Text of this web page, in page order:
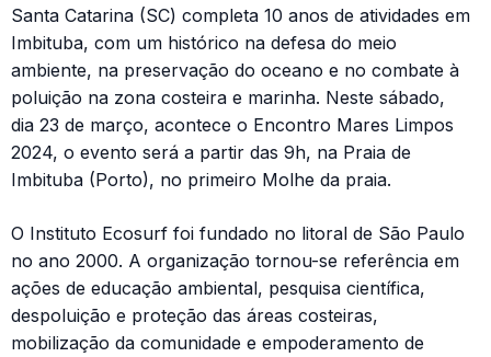
Santa Catarina (SC) completa 10 anos de atividades em
Imbituba, com um histórico na defesa do meio
ambiente, na preservação do oceano e no combate à
poluição na zona costeira e marinha. Neste sábado,
dia 23 de março, acontece o Encontro Mares Limpos
2024, o evento será a partir das 9h, na Praia de
Imbituba (Porto), no primeiro Molhe da praia.
O Instituto Ecosurf foi fundado no litoral de São Paulo
no ano 2000. A organização tornou-se referência em
ações de educação ambiental, pesquisa científica,
despoluição e proteção das áreas costeiras,
mobilização da comunidade e empoderamento de